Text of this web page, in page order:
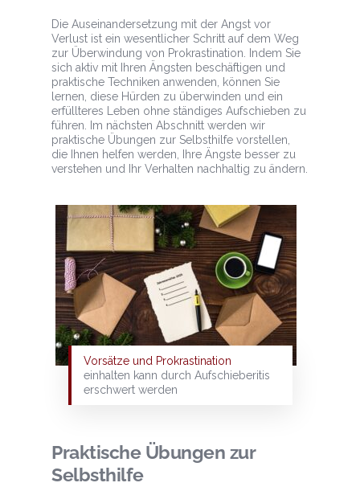
Die Auseinandersetzung mit der Angst vor
Verlust ist ein wesentlicher Schritt auf dem Weg
zur Überwindung von Prokrastination. Indem Sie
sich aktiv mit Ihren Ängsten beschäftigen und
praktische Techniken anwenden, können Sie
lernen, diese Hürden zu überwinden und ein
erfüllteres Leben ohne ständiges Aufschieben zu
führen. Im nächsten Abschnitt werden wir
praktische Übungen zur Selbsthilfe vorstellen,
die Ihnen helfen werden, Ihre Ängste besser zu
verstehen und Ihr Verhalten nachhaltig zu ändern.
Vorsätze und Prokrastination
einhalten kann durch Aufschieberitis
erschwert werden
Praktische Übungen zur
Selbsthilfe